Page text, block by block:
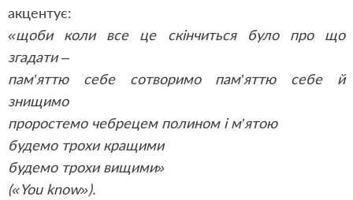
акцентує:
«щоби коли все це скінчиться було про що
згадати –
пам’яттю себе сотворимо пам’яттю себе й
знищимо
проростемо чебрецем полином і м’ятою
будемо трохи кращими
будемо трохи вищими»
(«You know»).